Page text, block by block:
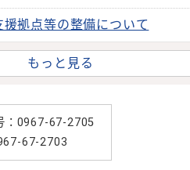
拠点等の整備について
もっと見る
：0967-67-2705
67-2703